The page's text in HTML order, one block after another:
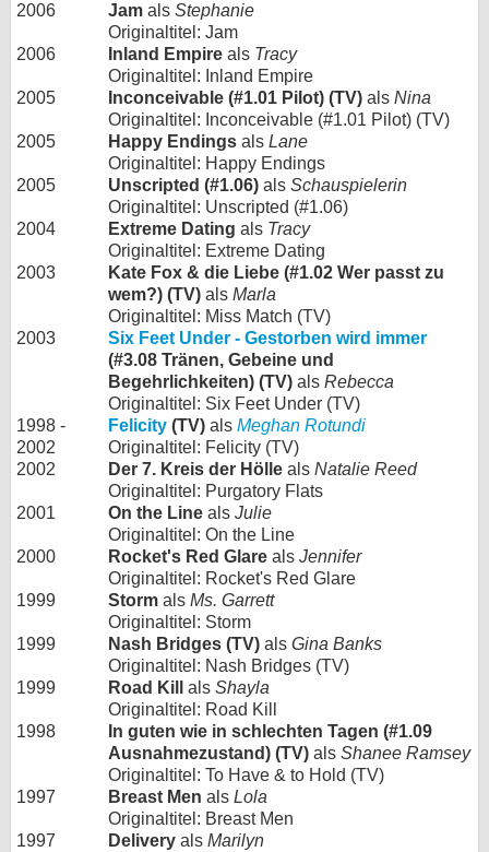
2006 Jam als Stephanie
Originaltitel: Jam
2006
Inland Empire als Tracy
Originaltitel: Inland Empire
2005
Inconceivable (#1.01 Pilot) (TV) als Nina
Originaltitel: Inconceivable (#1.01 Pilot) (TV)
2005
Happy Endings als Lane
Originaltitel: Happy Endings
2005
Unscripted (#1.06) als Schauspielerin
Originaltitel: Unscripted (#1.06)
2004
Extreme Dating als Tracy
Originaltitel: Extreme Dating
2003
Kate Fox & die Liebe (#1.02 Wer passt zu
wem?) (TV) als Marla
Originaltitel: Miss Match (TV)
2003
Six Feet Under - Gestorben wird immer
(#3.08 Tränen, Gebeine und
Begehrlichkeiten) (TV) als Rebecca
Originaltitel: Six Feet Under (TV)
1998 -
2002
Felicity (TV) als Meghan Rotundi
Originaltitel: Felicity (TV)
2002
Der 7. Kreis der Hölle als Natalie Reed
Originaltitel: Purgatory Flats
2001
On the Line als Julie
Originaltitel: On the Line
2000
Rocket's Red Glare als Jennifer
Originaltitel: Rocket's Red Glare
1999
Storm als Ms. Garrett
Originaltitel: Storm
1999
Nash Bridges (TV) als Gina Banks
Originaltitel: Nash Bridges (TV)
1999
Road Kill als Shayla
Originaltitel: Road Kill
1998
In guten wie in schlechten Tagen (#1.09
Ausnahmezustand) (TV) als Shanee Ramsey
Originaltitel: To Have & to Hold (TV)
1997
Breast Men als Lola
Originaltitel: Breast Men
1997
Delivery als Marilyn